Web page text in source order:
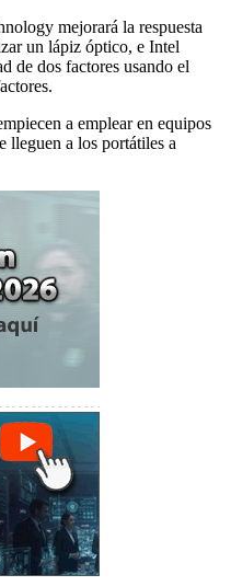
mejorará la respuesta
un lápiz óptico, e Intel
de dos factores usando el
a emplear en equipos
lleguen a los portátiles a